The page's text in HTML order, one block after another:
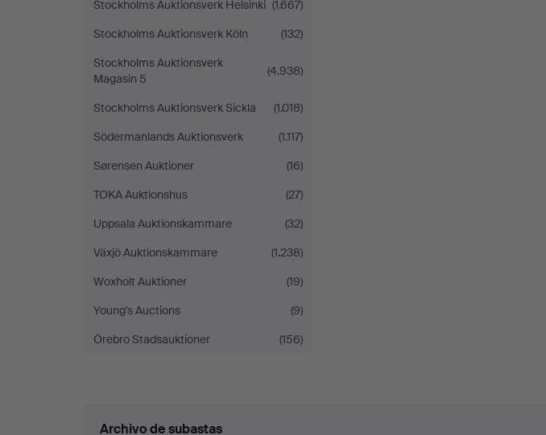
Stockholms Auktionsverk Helsinki (1.667)
Stockholms Auktionsverk Köln
(132)
Stockholms Auktionsverk
Magasin 5
(4.938)
Stockholms Auktionsverk Sickla
(1.018)
Södermanlands Auktionsverk
(1.117)
Sørensen Auktioner
(16)
TOKA Auktionshus
(27)
Uppsala Auktionskammare
(32)
Växjö Auktionskammare
(1.238)
Woxholt Auktioner
(19)
Young's Auctions
(9)
Örebro Stadsauktioner
(156)
Archivo de subastas